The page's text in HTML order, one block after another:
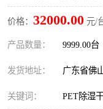
价格： 32000.00 元/
产品数量： 9999.00台
发货地址： 广东省佛
关键词： PET除湿